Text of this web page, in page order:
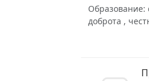
Образование:
доброта ,